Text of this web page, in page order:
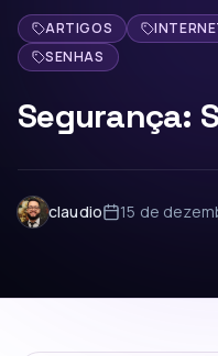
ARTIGOS
SENHAS
Segurança:
claudio 15 de